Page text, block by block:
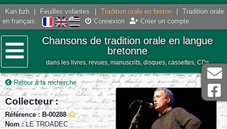
Kan.bzh Feuilles volantes Tradition orale en breton
Tradition orale
en français
Connexion Créer un compte
Menu
Chansons de tradition orale en langue
bretonne
dans les livres, revues, manuscrits, disques, cassettes, CDs
Retour à la recherche
Collecteur :
Référence : B-00288
Nom :LE TROADEC